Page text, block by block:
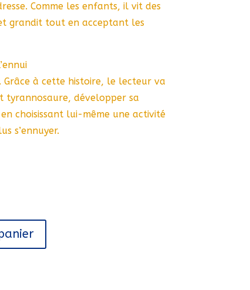
Comme les enfants, il vit des
grandit tout en acceptant les
Grâce à cette histoire, le lecteur va
tyrannosaure, développer sa
choisissant lui-même une activité
s’ennuyer.